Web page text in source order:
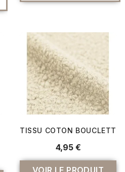
TISSU COTON BOUCLETTE
4,95 €